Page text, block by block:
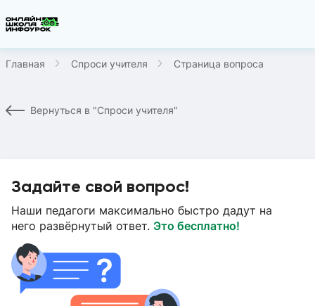
Главная Спроси учителя Страница вопроса
Вернуться в "Спроси учителя"
Задайте свой вопрос!
Наши педагоги максимально быстро дадут на
него развёрнутый ответ. Это бесплатно!